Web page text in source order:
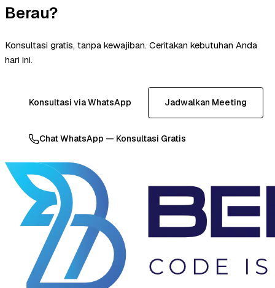
Berau?
Konsultasi gratis, tanpa kewajiban. Ceritakan kebutuhan Anda
hari ini.
Konsultasi via WhatsApp Jadwalkan Meeting
Chat WhatsApp — Konsultasi Gratis